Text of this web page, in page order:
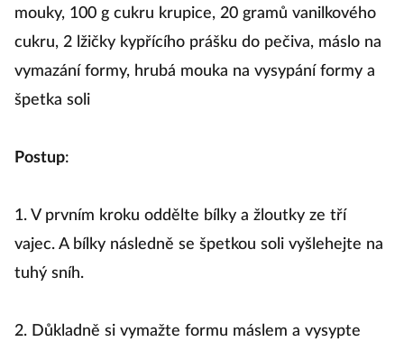
mouky, 100 g cukru krupice, 20 gramů vanilkového
cukru, 2 lžičky kypřícího prášku do pečiva, máslo na
vymazání formy, hrubá mouka na vysypání formy a
špetka soli
Postup:
1. V prvním kroku oddělte bílky a žloutky ze tří
vajec. A bílky následně se špetkou soli vyšlehejte na
tuhý sníh.
2. Důkladně si vymažte formu máslem a vysypte